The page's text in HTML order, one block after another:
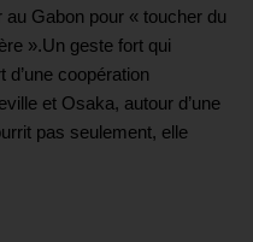
Gabon pour « toucher du
».Un geste fort qui
d’une coopération
et Osaka, autour d’une
pas seulement, elle